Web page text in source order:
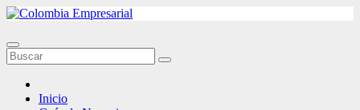
Ir
contenido
Inicio